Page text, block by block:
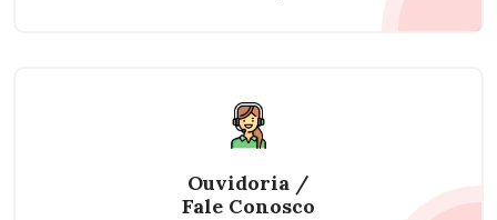
Ouvidoria /
Fale Conosco